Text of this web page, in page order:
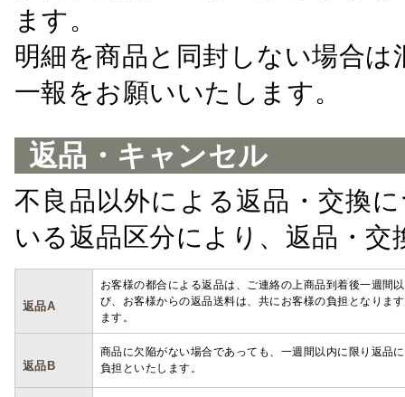
ます。
明細を商品と同封しない場合
一報をお願いいたします。
返品・キャンセル
不良品以外による返品・交換
いる返品区分により、返品・
返品A
お客様の都合による返品は、ご連絡の上商品到着後一週間
び、お客様からの返品送料は、共にお客様の負担となりま
ます。
返品B
商品に欠陥がない場合であっても、一週間以内に限り返品
負担といたします。